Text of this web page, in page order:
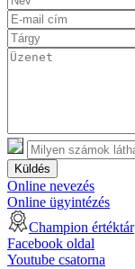
Küldés
Online nevezés
Online ügyintézés
Champion értéktár
Facebook oldal
Youtube csatorna